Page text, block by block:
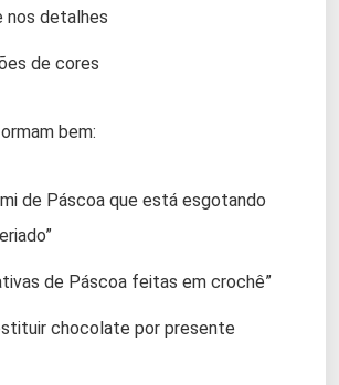
nos detalhes
de cores
bem:
de Páscoa que está esgotando
de Páscoa feitas em crochê”
chocolate por presente